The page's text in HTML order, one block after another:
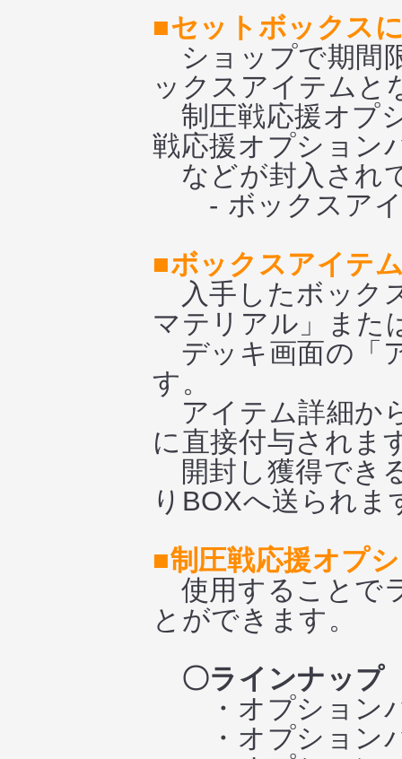
■セットボックス
ショップで期間
ックスアイテムと
制圧戦応援オプ
戦応援オプション
などが封入され
- ボックスアイ
■ボックスアイテ
入手したボック
マテリアル」また
デッキ画面の「
す。
アイテム詳細か
に直接付与されま
開封し獲得でき
りBOXへ送られま
■制圧戦応援オプ
使用することで
とができます。
〇ラインナップ
・オプションパ
・オプションパ